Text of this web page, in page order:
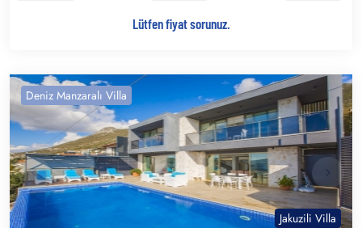
Lütfen fiyat sorunuz.
Deniz Manzaralı Villa
Jakuzili Villa